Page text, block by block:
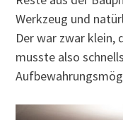
Werkzeug und
Der war zwar klein,
musste also